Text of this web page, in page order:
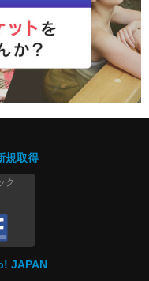
規取得
ク
JAPAN